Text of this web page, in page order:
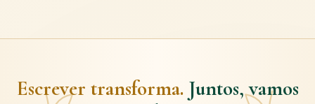
Escrever transforma. Juntos, vamos